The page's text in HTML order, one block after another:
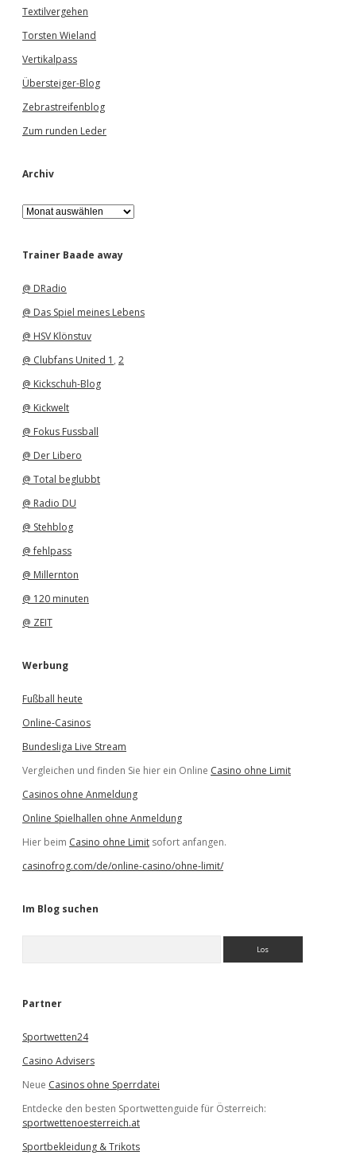
Textilvergehen
Torsten Wieland
Vertikalpass
Übersteiger-Blog
Zebrastreifenblog
Zum runden Leder
Archiv
A
r
h
Trainer Baade away
@ DRadio
@ Das Spiel meines Lebens
@ HSV Klönstuv
@ Clubfans United 1 , 2
@ Kickschuh-Blog
@ Kickwelt
@ Fokus Fussball
@ Der Libero
@ Total beglubbt
@ Radio DU
@ Stehblog
@ fehlpass
@ Millernton
@ 120 minuten
@ ZEIT
Werbung
Fußball heute
Online-Casinos
Bundesliga Live Stream
Vergleichen und finden Sie hier ein Online Casino ohne Limit
Casinos ohne Anmeldung
Online Spielhallen ohne Anmeldung
Hier beim Casino ohne Limit sofort anfangen.
casinofrog.com/de/online-casino/ohne-limit/
Im Blog suchen
e
Partner
Sportwetten24
Casino Advisers
Neue Casinos ohne Sperrdatei
Entdecke den besten Sportwettenguide für Österreich:
sportwettenoesterreich.at
Sportbekleidung & Trikots